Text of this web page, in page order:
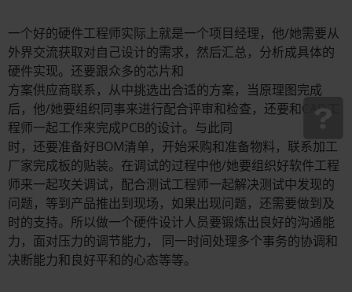
一个好的硬件工程师实际上就是一个项目经理，他/她需要从
外界交流获取对自己设计的需求，然后汇总，分析成具体的
硬件实现。还要跟众多的芯片和
方案供应商联系，从中挑选出合适的方案，当原理图完成
后，他/她要组织同事来进行配合评审和检查，还要和CAD工
程师一起工作来完成PCB的设计。与此同
时，还要准备好BOM清单，开始采购和准备物料，联系加工
厂家完成板的贴装。在调试的过程中他/她要组织好软件工程
师来一起攻关调试，配合测试工程师一起解决测试中发现的
问题，等到产品推出到现场，如果出现问题，还需要做到及
时的支持。所以做一个硬件设计人员要锻炼出良好的沟通能
力，面对压力的调节能力， 同一时间处理多个事务的协调和
决断能力和良好平和的心态等等。